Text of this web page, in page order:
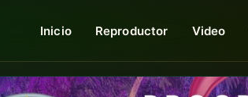
Inicio Reproductor Video